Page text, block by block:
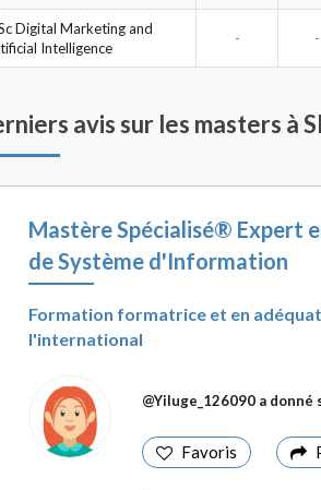
Digital Marketing and
Intelligence
- -
avis sur les masters à
Mastère Spécialisé® Expert
de Système d'Information
Formation formatrice et en
l'international
@Yiluge_126090 a donné
Favoris